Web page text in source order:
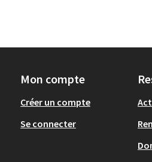
Mon compte
Créer un compte
Se connecter